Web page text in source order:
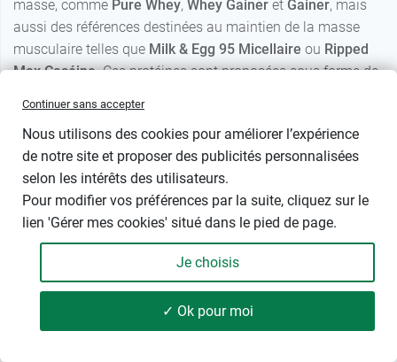
50 produits FILTRER
Max Caséine . Ces protéines sont proposées sous forme de
poudres faciles à diluer, intégrant selon les formules
vitamines, minéraux et autres nutriments.
propose également des solutions pratiques comme
reposant sur des protéines d’origine végétale à base de
soja.
Lesbarres protéinées Eafitconstituent une alternative
nomade pour répartir les apports protéiques sur la journée.
Disponibles en plusieurs saveurs, elles sont complétées par
les Barres Fit Eafit, proposées également en version vegan,
alimentaires.
Continuer sans accepter
Nous utilisons des cookies pour améliorer l’expérience
de notre site et proposer des publicités personnalisées
selon les intérêts des utilisateurs.
Pour modifier vos préférences par la suite, cliquez sur le
lien 'Gérer mes cookies' situé dans le pied de page.
Je choisis
✓ Ok pour moi